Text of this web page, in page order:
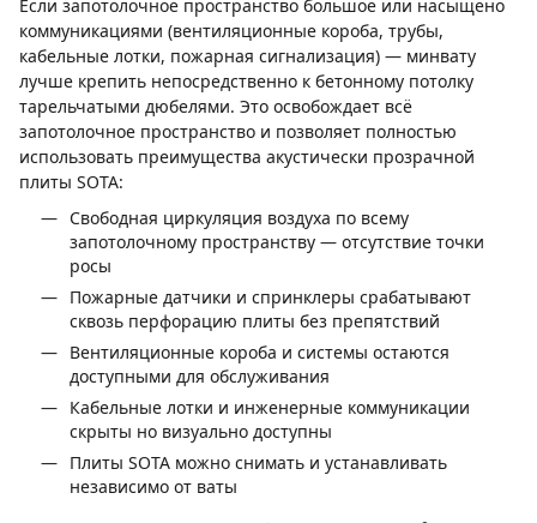
Если запотолочное пространство большое или насыщено
коммуникациями (вентиляционные короба, трубы,
кабельные лотки, пожарная сигнализация) — минвату
лучше крепить непосредственно к бетонному потолку
тарельчатыми дюбелями. Это освобождает всё
запотолочное пространство и позволяет полностью
использовать преимущества акустически прозрачной
плиты SOTA:
Свободная циркуляция воздуха по всему
запотолочному пространству — отсутствие точки
росы
Пожарные датчики и спринклеры срабатывают
сквозь перфорацию плиты без препятствий
Вентиляционные короба и системы остаются
доступными для обслуживания
Кабельные лотки и инженерные коммуникации
скрыты но визуально доступны
Плиты SOTA можно снимать и устанавливать
независимо от ваты